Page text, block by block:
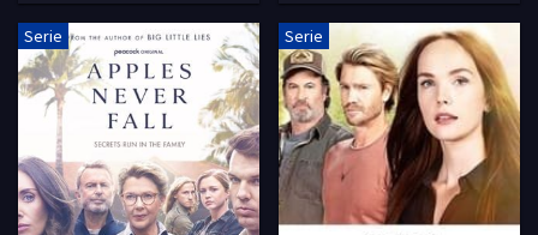
Serie Serie